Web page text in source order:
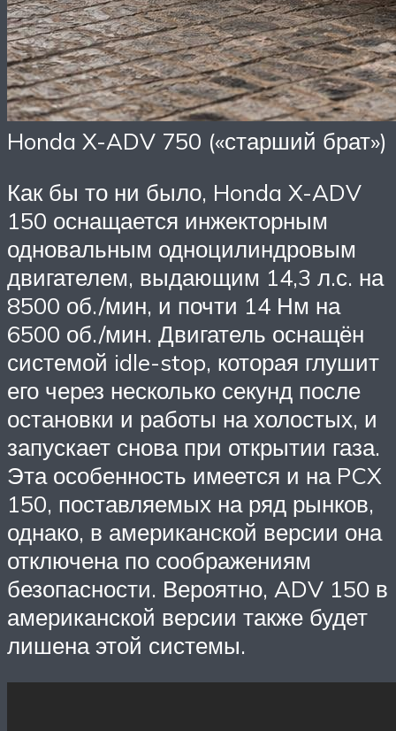
Honda X-ADV 750 («старший брат»)
Как бы то ни было, Honda X-ADV
150 оснащается инжекторным
одновальным одноцилиндровым
двигателем, выдающим 14,3 л.с. на
8500 об./мин, и почти 14 Нм на
6500 об./мин. Двигатель оснащён
системой idle-stop, которая глушит
его через несколько секунд после
остановки и работы на холостых, и
запускает снова при открытии газа.
Эта особенность имеется и на PCX
150, поставляемых на ряд рынков,
однако, в американской версии она
отключена по соображениям
безопасности. Вероятно, ADV 150 в
американской версии также будет
лишена этой системы.